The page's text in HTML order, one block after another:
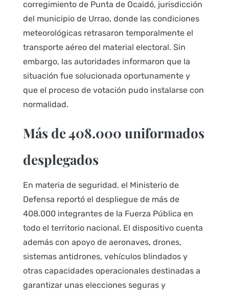
corregimiento de Punta de Ocaidó, jurisdicción
del municipio de Urrao, donde las condiciones
meteorológicas retrasaron temporalmente el
transporte aéreo del material electoral. Sin
embargo, las autoridades informaron que la
situación fue solucionada oportunamente y
que el proceso de votación pudo instalarse con
normalidad.
Más de 408.000 uniformados
desplegados
En materia de seguridad, el Ministerio de
Defensa reportó el despliegue de más de
408.000 integrantes de la Fuerza Pública en
todo el territorio nacional. El dispositivo cuenta
además con apoyo de aeronaves, drones,
sistemas antidrones, vehículos blindados y
otras capacidades operacionales destinadas a
garantizar unas elecciones seguras y